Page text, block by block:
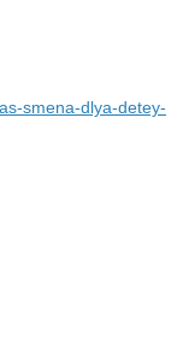
smena-dlya-detey-